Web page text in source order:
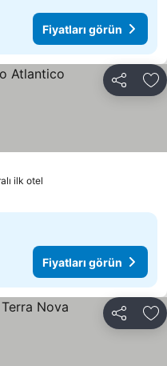
Fiyatları görün
Paylaş
ilk otel
Fiyatları görün
Paylaş